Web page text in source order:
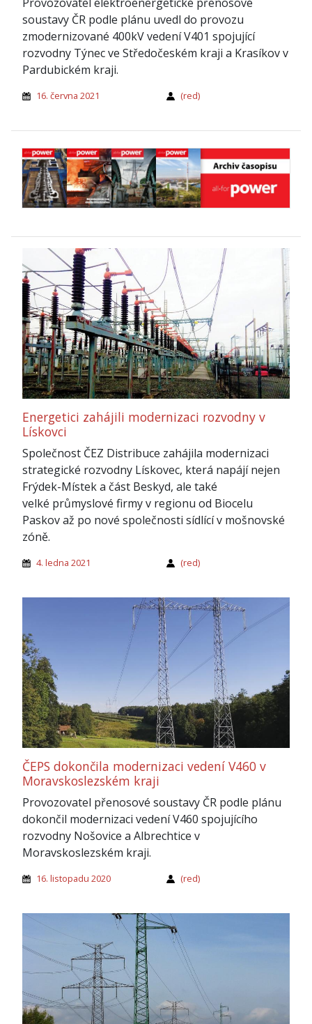
soustavy ČR podle plánu uvedl do provozu
zmodernizované 400kV vedení V401 spojující
rozvodny Týnec ve Středočeském kraji a Krasíkov v
Pardubickém kraji.
16. června 2021 (red)
Energetici zahájili modernizaci rozvodny v
Lískovci
Společnost ČEZ Distribuce zahájila modernizaci
strategické rozvodny Lískovec, která napájí nejen
Frýdek-Místek a část Beskyd, ale také
velké průmyslové firmy v regionu od Biocelu
Paskov až po nové společnosti sídlící v mošnovské
zóně.
4. ledna 2021 (red)
ČEPS dokončila modernizaci vedení V460 v
Moravskoslezském kraji
Provozovatel přenosové soustavy ČR podle plánu
dokončil modernizaci vedení V460 spojujícího
rozvodny Nošovice a Albrechtice v
Moravskoslezském kraji.
16. listopadu 2020 (red)